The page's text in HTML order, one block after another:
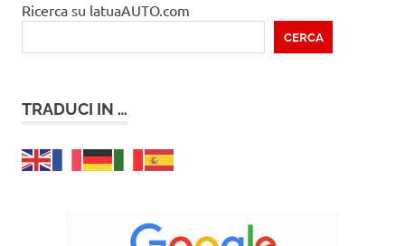
Ricerca su latuaAUTO.com
CERCA
TRADUCI IN …